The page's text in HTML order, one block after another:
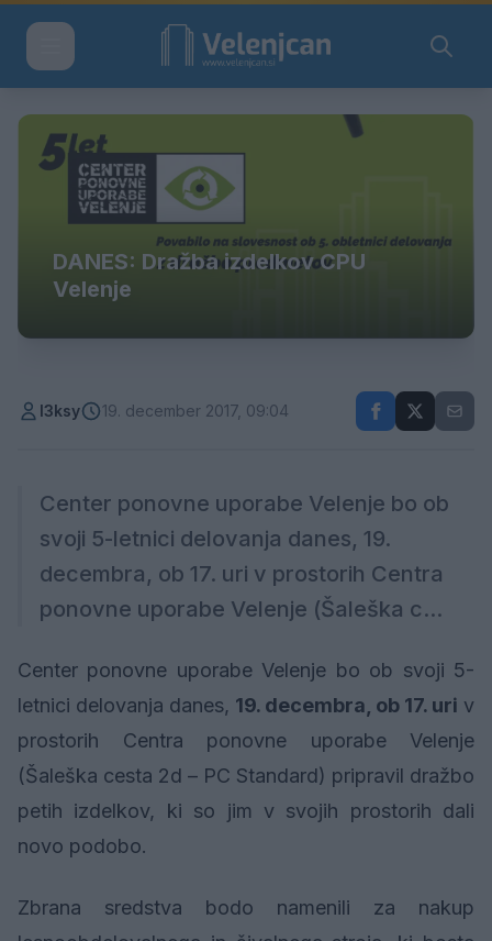
DANES: Dražba izdelkov CPU
Velenje
l3ksy 19. december 2017, 09:04
Center ponovne uporabe Velenje bo ob
svoji 5-letnici delovanja danes, 19.
decembra, ob 17. uri v prostorih Centra
ponovne uporabe Velenje (Šaleška c...
Center ponovne uporabe Velenje bo ob svoji 5-
letnici delovanja danes, 19. decembra, ob 17. uri v
prostorih Centra ponovne uporabe Velenje
(Šaleška cesta 2d – PC Standard) pripravil dražbo
petih izdelkov, ki so jim v svojih prostorih dali
novo podobo.
Zbrana sredstva bodo namenili za nakup